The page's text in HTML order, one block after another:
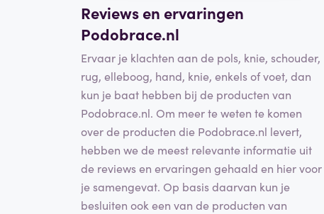
Reviews en ervaringen
Podobrace.nl
Ervaar je klachten aan de pols, knie, schouder,
rug, elleboog, hand, knie, enkels of voet, dan
kun je baat hebben bij de producten van
Podobrace.nl. Om meer te weten te komen
over de producten die Podobrace.nl levert,
hebben we de meest relevante informatie uit
de reviews en ervaringen gehaald en hier voor
je samengevat. Op basis daarvan kun je
besluiten ook een van de producten van